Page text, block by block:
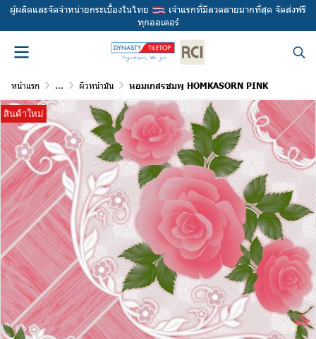
ผู้ผลิตและจัดจำหน่ายกระเบื้องในไทย
เจ้าแรกที่มีลวดลายมากที่สุด จัดส่งฟรี
ทุกออเดอร์
หน้าแรก ... ผิวหน้ามัน หอมเกสรชมพู HOMKASORN PINK
สินค้าใหม่